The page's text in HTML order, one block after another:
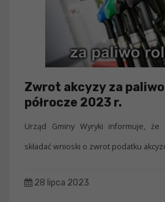
Zwrot akcyzy za paliwo
półrocze 2023 r.
Urząd Gminy Wyryki informuje,
składać wnioski o zwrot podatku
28 lipca 2023